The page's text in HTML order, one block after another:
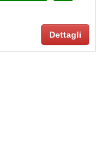
Dettagli